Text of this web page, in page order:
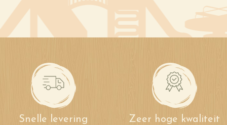
Snelle levering Zeer hoge kwaliteit